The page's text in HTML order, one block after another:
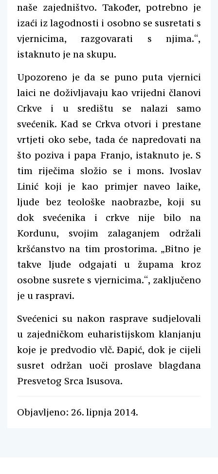
naše zajedništvo. Također, potrebno je
izaći iz lagodnosti i osobno se susretati s
vjernicima, razgovarati s njima.“,
istaknuto je na skupu.
Upozoreno je da se puno puta vjernici
laici ne doživljavaju kao vrijedni članovi
Crkve i u središtu se nalazi samo
svećenik. Kad se Crkva otvori i prestane
vrtjeti oko sebe, tada će napredovati na
što poziva i papa Franjo, istaknuto je. S
tim riječima složio se i mons. Ivoslav
Linić koji je kao primjer naveo laike,
ljude bez teološke naobrazbe, koji su
dok svećenika i crkve nije bilo na
Kordunu, svojim zalaganjem održali
kršćanstvo na tim prostorima. „Bitno je
takve ljude odgajati u župama kroz
osobne susrete s vjernicima.“, zaključeno
je u raspravi.
Svećenici su nakon rasprave sudjelovali
u zajedničkom euharistijskom klanjanju
koje je predvodio vlč. Đapić, dok je cijeli
susret održan uoči proslave blagdana
Presvetog Srca Isusova.
Objavljeno: 26. lipnja 2014.